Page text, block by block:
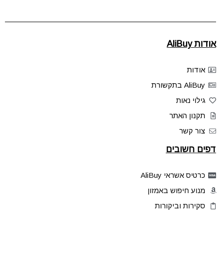
אודות AliBuy
אודות
AliBuy בתקשורת
גילוי נאות
תקנון האתר
צור קשר
דפים חשובים
כרטיס אשראי AliBuy
מנוע חיפוש באמזון
סקירות וביקורות